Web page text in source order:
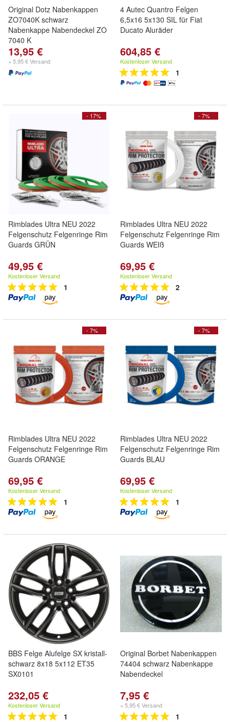
Original Dotz Nabenkappen
ZO7040K schwarz
Nabenkappe Nabendeckel ZO
7040 K
13,95 €
+ 5,95 € Versand
4 Autec Quantro Felgen
6,5x16 5x130 SIL für Fiat
Ducato Aluräder
604,85 €
Kostenloser Versand
1
- 17%
Rimblades Ultra NEU 2022
Felgenschutz Felgenringe Rim
Guards GRÜN
49,95 €
Kostenloser Versand
1
- 7%
Rimblades Ultra NEU 2022
Felgenschutz Felgenringe Rim
Guards WEIß
69,95 €
Kostenloser Versand
2
- 7%
Rimblades Ultra NEU 2022
Felgenschutz Felgenringe Rim
Guards ORANGE
69,95 €
Kostenloser Versand
1
- 7%
Rimblades Ultra NEU 2022
Felgenschutz Felgenringe Rim
Guards BLAU
69,95 €
Kostenloser Versand
1
BBS Felge Alufelge SX kristall-
schwarz 8x18 5x112 ET35
SX0101
232,05 €
Kostenloser Versand
1
Original Borbet Nabenkappen
74404 schwarz Nabenkappe
Nabendeckel
7,95 €
+ 5,95 € Versand
1